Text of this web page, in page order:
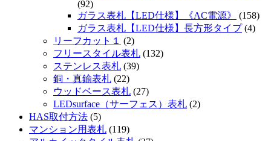
(92)
ガラス表札【LED仕様】《AC電源》
(158)
ガラス表札【LED仕様】長方形タイプ(4)
リーフカット１
(2)
フリースタイル表札 (132)
ステンレス表札 (39)
銅・真鍮表札 (22)
ウッドベース表札 (27)
LEDsurface（サーフェス）表札 (2)
HAS取付方法 (5)
マンション用表札 (119)